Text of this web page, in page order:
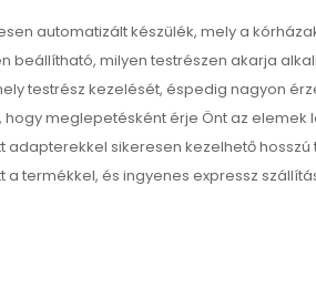
automatizált készülék, mely a
beállítható, milyen testrészen akarja
testrész kezelését, éspedig nagyon
meglepetésként érje Önt az
sikeresen kezelhető hosszú
termékkel, és ingyenes expressz